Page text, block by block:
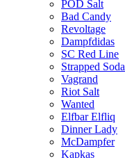
POD Salt
Bad Candy
Revoltage
Dampfdidas
SC Red Line
Strapped Soda
Vagrand
Riot Salt
Wanted
Elfbar Elfliq
Dinner Lady
McDampfer
Kapkas